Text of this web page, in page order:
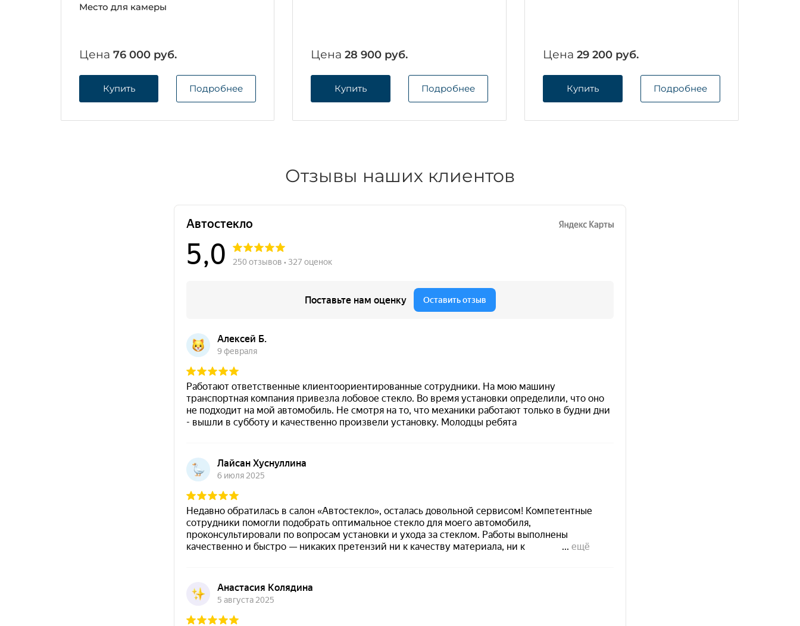
Место для камеры
Цена 76 000 руб.
Купить Подробнее
Цена28 900 руб.
Купить Подробнее
Цена 29 200 руб.
Купить Подробнее
Отзывы наших клиентов